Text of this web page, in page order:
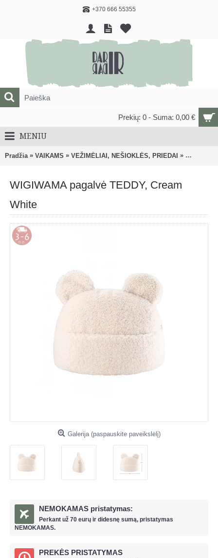
+370 666 55355
Prekių: 0 - Suma: 0,00 €
MENIU
Pradžia » VAIKAMS » VEŽIMĖLIAI, NEŠIOKLĖS, PRIEDAI » Priedai
WIGIWAMA pagalvė TEDDY, Cream
White
Galerija (paspauskite paveikslėlį)
NEMOKAMAS pristatymas:
Perkant už 70 eurų ir didesnę sumą, pristatymas
NEMOKAMAS.
PREKĖS PRISTATYMAS